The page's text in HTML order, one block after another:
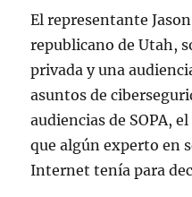
El representante
republicano de Utah,
privada y una
asuntos de
audiencias de SOPA,
que algún experto en
Internet tenía para